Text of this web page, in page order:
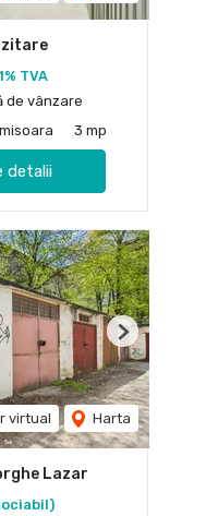
TVA
de vânzare
3 mp
detalii
virtual Harta
Next
Lazar